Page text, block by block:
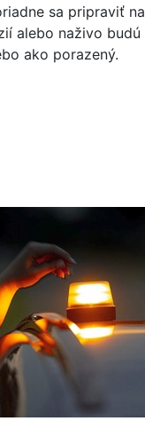
sa pripraviť na
alebo naživo budú
ako porazený.